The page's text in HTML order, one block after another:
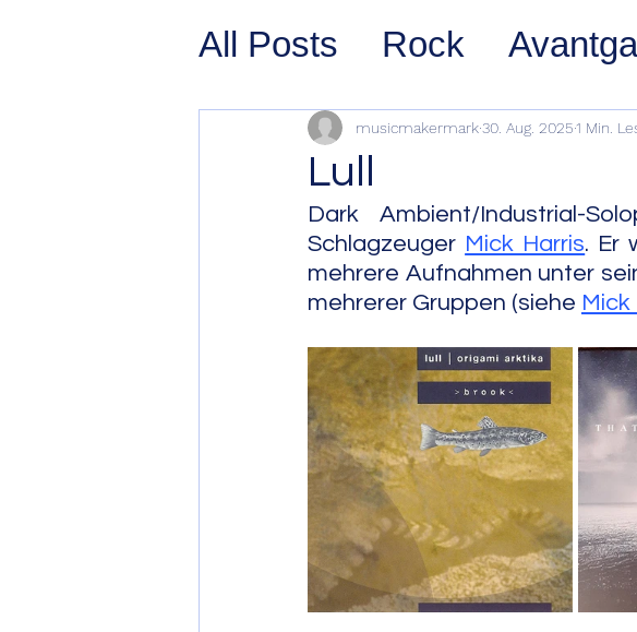
All Posts Rock
Prog Rock Post Rock
Psychedelic/Space Rock
Hard Rock Garage
Avant Pop Synth Pop
Westcoast Jazz Cool
Post Bop Free Jazz
Lull
musicmakermark30. Aug. 20251 Min.
Dark Ambient/Industrial-
Schlagzeuger Mick Harris. Er
mehrere Aufnahmen unter
mehrerer Gruppen (siehe